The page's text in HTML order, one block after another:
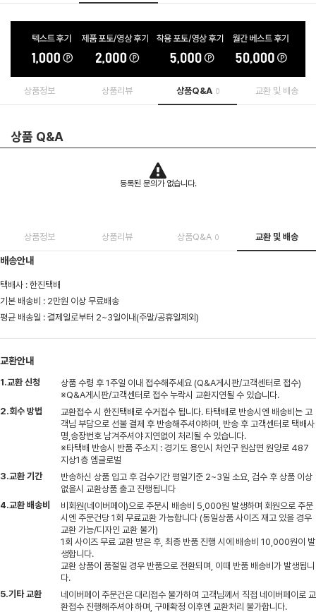
상품정보 상품리뷰 상품Q&A 0 교환 및 배송
상품 Q&A
등록된 문의가 없습니다.
상품정보 상품리뷰 상품Q&A 0 교환 및 배송
배송안내
택배사 : 한진택배
기본 배송비 : 2만원 이상 무료배송
평균 배송일 : 결제일로부터 2~3일이내(주말/공휴일제외)
교환안내
1.교환 신청
상품 수령 후 1주일 이내 접수해주세요 (Q&A게시판/고객센터로 접수)
※Q&A게시판/고객센터로 접수 누락시 교환지연될 수 있습니다.
2.회수 방법
교환접수 시 한진택배로 수거접수 됩니다. 타택배로 반송시엔 배송비는 고
객님 부담으로 선불 결제 후 반송해주셔야하며, 반송 후 고객센터로 택배사
명,송장번호 남겨주셔야 지연없이 처리될 수 있습니다.
※타택배 반송시 반품 주소지 : 경기도 용인시 처인구 원삼면 원양로 487
지상1층 엠글로벌
3.교환 기간
반송하신 상품 입고 후 검수기간 평일기준 2~3일 소요, 검수 후 상품 이상
없을시 교환상품 출고 진행됩니다
4.교환 배송비
비회원(네이버페이)으로 주문시 배송비 5,000원 발생하며 회원으로 주문
시엔 주문건당 1회 무료교환 가능합니다 (동일상품 사이즈 재고 있을 경우
교환 가능/디자인 교환 불가)
1회 사이즈 무료 교환 받은 후, 최종 반품 진행 시에 배송비 10,000원이 발
생합니다.
교환 상품이 품절일 경우 반품으로 전환되며, 이때 반품 배송비가 발생됩니
다.
5.기타 교환
네이버페이 주문건은 대리접수 불가하여 고객님께서 직접 네이버페이로 교
환접수 진행해주셔야 하며, 구매확정 이후엔 교환처리 불가합니다.